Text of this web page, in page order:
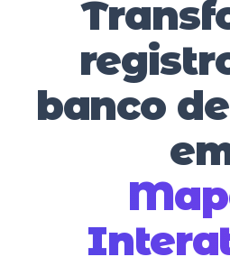
banco